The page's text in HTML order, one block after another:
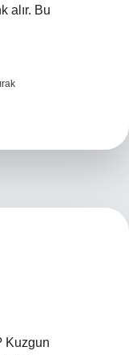
alır. Bu
Kuzgun